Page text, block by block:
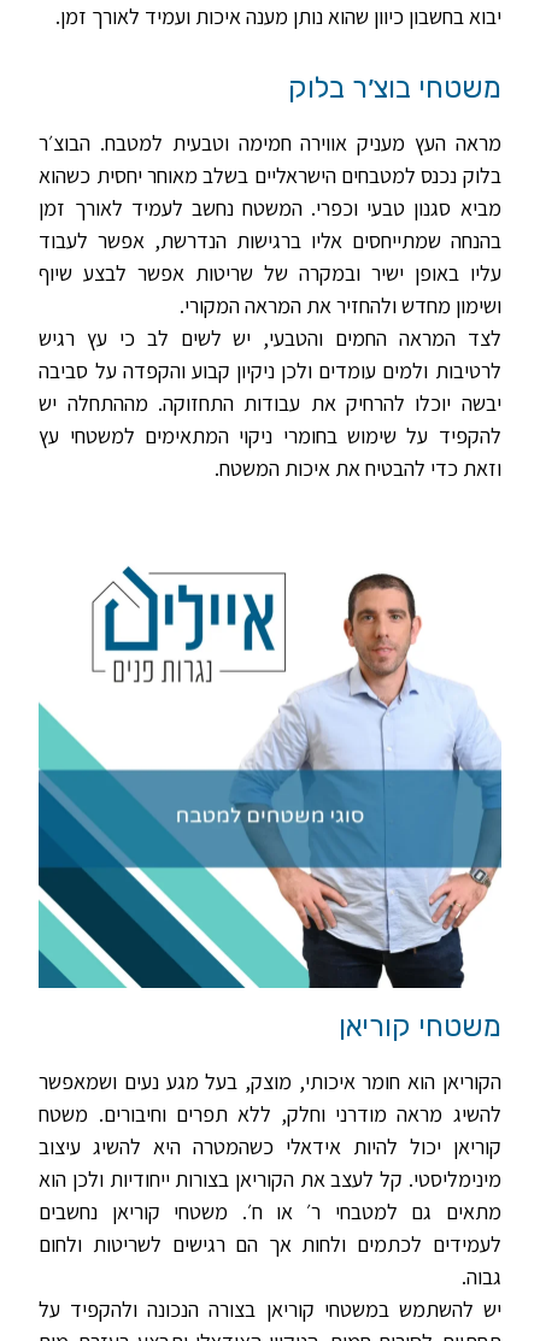
יבוא בחשבון כיוון שהוא נותן מענה איכות ועמיד לאורך זמן.
משטחי בוצ׳ר בלוק
מראה העץ מעניק אווירה חמימה וטבעית למטבח. הבוצ׳ר
בלוק נכנס למטבחים הישראליים בשלב מאוחר יחסית כשהוא
מביא סגנון טבעי וכפרי. המשטח נחשב לעמיד לאורך זמן
בהנחה שמתייחסים אליו ברגישות הנדרשת, אפשר לעבוד
עליו באופן ישיר ובמקרה של שריטות אפשר לבצע שיוף
ושימון מחדש ולהחזיר את המראה המקורי.
לצד המראה החמים והטבעי, יש לשים לב כי עץ רגיש
לרטיבות ולמים עומדים ולכן ניקיון קבוע והקפדה על סביבה
יבשה יוכלו להרחיק את עבודות התחזוקה. מההתחלה יש
להקפיד על שימוש בחומרי ניקוי המתאימים למשטחי עץ
וזאת כדי להבטיח את איכות המשטח.
משטחי קוריאן
הקוריאן הוא חומר איכותי, מוצק, בעל מגע נעים ושמאפשר
להשיג מראה מודרני וחלק, ללא תפרים וחיבורים. משטח
קוריאן יכול להיות אידאלי כשהמטרה היא להשיג עיצוב
מינימליסטי. קל לעצב את הקוריאן בצורות ייחודיות ולכן הוא
מתאים גם למטבחי ר׳ או ח׳. משטחי קוריאן נחשבים
לעמידים לכתמים ולחות אך הם רגישים לשריטות ולחום
גבוה.
יש להשתמש במשטחי קוריאן בצורה הנכונה ולהקפיד על